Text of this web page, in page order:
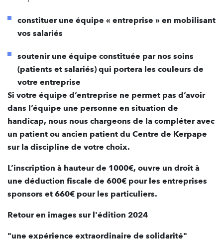
constituer une équipe « entreprise » en mobilisant
vos salariés
soutenir une équipe constituée par nos soins
(patients et salariés) qui portera les couleurs de
votre entreprise
Si votre équipe d’entreprise ne permet pas d’avoir
dans l’équipe une personne en situation de
handicap, nous nous chargeons de la compléter avec
un patient ou ancien patient du Centre de Kerpape
sur la discipline de votre choix.
L’inscription à hauteur de 1000€, ouvre un droit à
une déduction fiscale de 600€ pour les entreprises
sponsors et 660€ pour les particuliers.
Retour en images sur l'édition 2024
"une expérience extraordinaire de solidarité"